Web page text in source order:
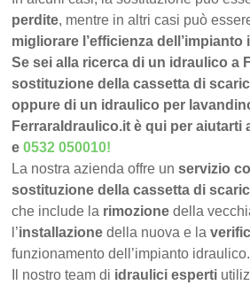
perdite, mentre in altri casi può
migliorare l’efficienza dell’impianto
Se sei alla ricerca di un idraulico a
sostituzione della cassetta di
oppure di un idraulico per
FerraraIdraulico.it è qui per aiutarti
e0532 050010!
La nostra azienda offre unservizio
sostituzione della cassetta di
che include la rimozione della
l’installazione della nuova e la
funzionamento dell’impianto idraulico.
Il nostro team di idraulici esperti